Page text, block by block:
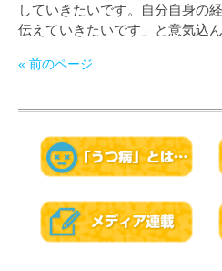
していきたいです。自分自身の
伝えていきたいです」と意気込ん
« 前のページ